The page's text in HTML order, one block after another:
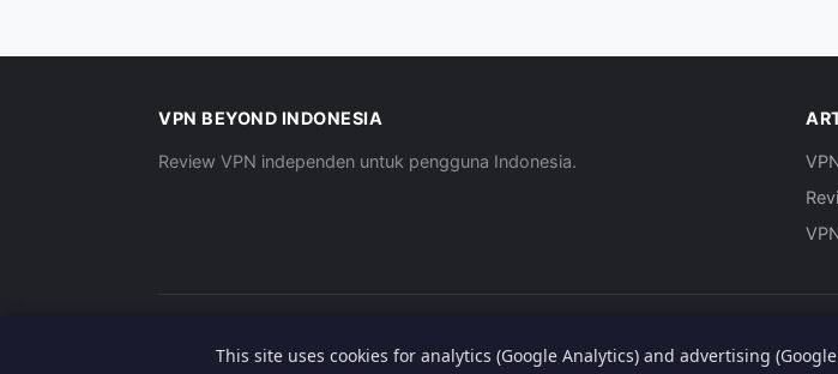
VPN BEYOND INDONESIA
Review VPN independen untuk pengguna Indonesia.
This site uses cookies for analytics (Google Analytics) and advertising